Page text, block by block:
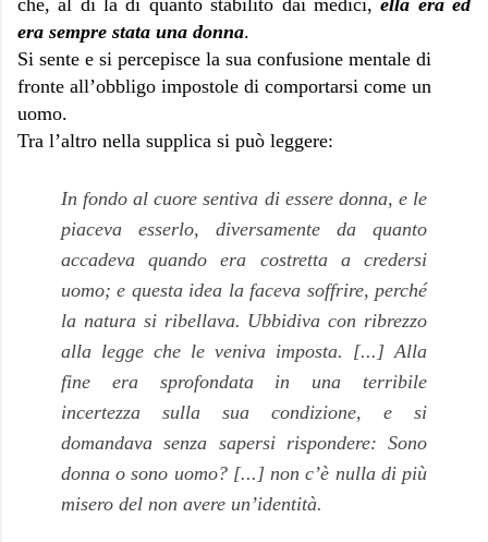
che, al di là di quanto stabilito dai medici,ella era ed
era sempre stata una donna.
Si sente e si percepisce la sua confusione mentale di
fronte all’obbligo impostole di comportarsi come un
uomo.
Tra l’altro nella supplica si può leggere:
In fondo al cuore sentiva di essere donna, e le
piaceva esserlo, diversamente da quanto
accadeva quando era costretta a credersi
uomo; e questa idea la faceva soffrire, perché
la natura si ribellava. Ubbidiva con ribrezzo
alla legge che le veniva imposta. [...] Alla
fine era sprofondata in una terribile
incertezza sulla sua condizione, e si
domandava senza sapersi rispondere: Sono
donna o sono uomo? [...] non c’è nulla di più
misero del non avere un’identità.